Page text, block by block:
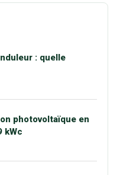
: quelle
photovoltaïque en
kWc